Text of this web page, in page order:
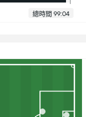
總時間 99:04